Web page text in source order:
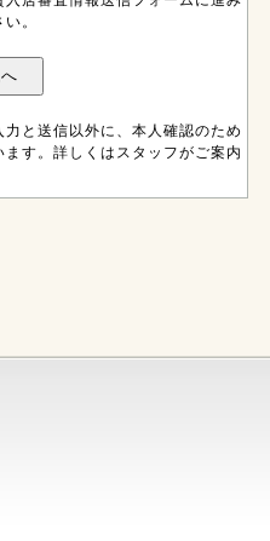
。
と送信以外に、本人確認のため
す。詳しくはスタッフがご案内